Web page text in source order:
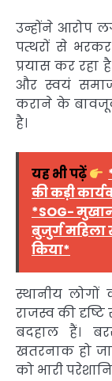
उन्होंने आरोप
पत्थरों से
प्रयास कर रहा
और स्वयं
कराने के
है।
यह भी पढ़ें
की कड़ी
*SOG-
बुजुर्ग
किया*
स्थानीय
राजस्व की
बदहाल हैं।
खतरनाक हो
को भारी